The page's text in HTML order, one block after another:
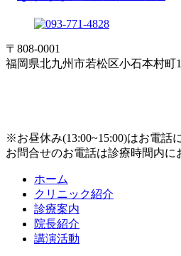
〒808-0001
福岡県北九州市若松区小石本村町
※お昼休み(13:00~15:00)はお電話
お問合せのお電話は診療時間内に
ホーム
クリニック紹介
診療案内
院長紹介
講演活動